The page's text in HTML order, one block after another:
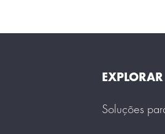
EXPLORAR
Soluções